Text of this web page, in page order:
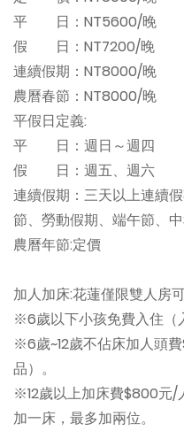
平 日：NT5600/晚
假 日：NT7200/晚
連續假期：NT8000/晚
農曆春節：NT8000/晚
平假日定義:
平 日：週日～週四
假 日：週五、週六
連續假期：三天以上連續
節、勞動假期、端午節、
農曆年節:定價
加人加床:花蓮僅限雙人房
※6歲以下小孩免費入住（
※6歲~12歲不佔床加人頭
品）。
※12歲以上加床費$800元/
加一床，最多加兩位。